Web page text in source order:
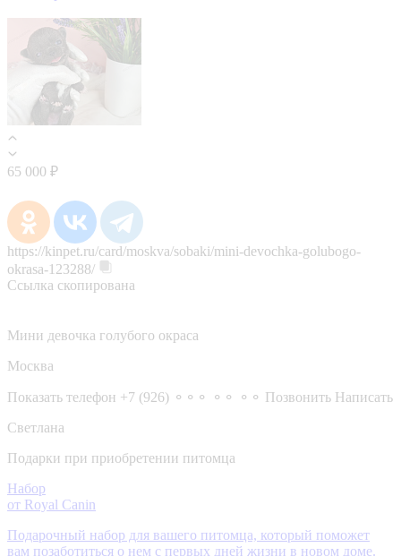
65 000 ₽
https://kinpet.ru/card/moskva/sobaki/mini-devochka-golubogo-
okrasa-123288/
Ссылка скопирована
Мини девочка голубого окраса
Москва
Показать телефон +7 (926) ⚬⚬⚬ ⚬⚬ ⚬⚬ Позвонить Написать
Светлана
Подарки при приобретении питомца
Набор
от Royal Canin
Подарочный набор для вашего питомца, который поможет
вам позаботиться о нем с первых дней жизни в новом доме.